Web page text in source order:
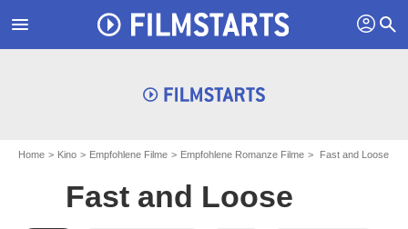
menu profil search
Home Kino Empfohlene Filme Empfohlene Romanze Filme Fast and Loose
Fast and Loose